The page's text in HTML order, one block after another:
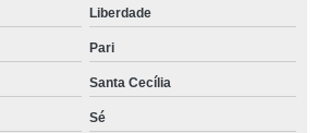
Liberdade
Pari
Santa Cecília
Sé